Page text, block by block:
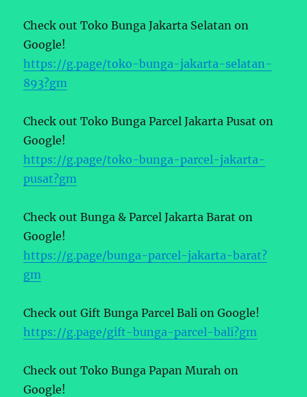
Check out Toko Bunga Jakarta Selatan on
Google!
https://g.page/toko-bunga-jakarta-selatan-
893?gm
Check out Toko Bunga Parcel Jakarta Pusat on
Google!
https://g.page/toko-bunga-parcel-jakarta-
pusat?gm
Check out Bunga & Parcel Jakarta Barat on
Google!
https://g.page/bunga-parcel-jakarta-barat?
gm
Check out Gift Bunga Parcel Bali on Google!
https://g.page/gift-bunga-parcel-bali?gm
Check out Toko Bunga Papan Murah on
Google!